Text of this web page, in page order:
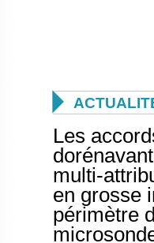

Les
multi-
en grosse
périmètre